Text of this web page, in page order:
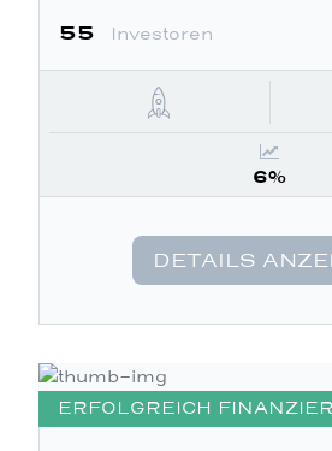
55 Investoren
6%
DETAILS
ERFOLGREICH